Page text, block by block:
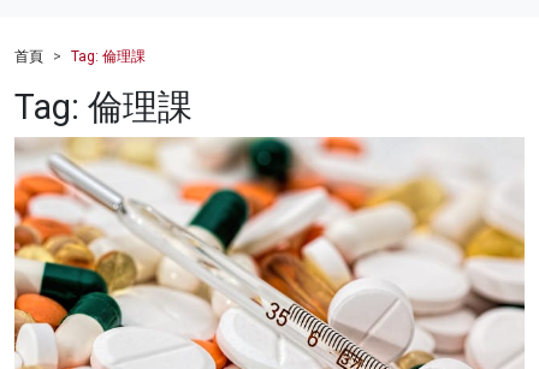
財經
健康
商業
科技
影片
名家榜
首頁 Tag: 倫理課
Tag: 倫理課